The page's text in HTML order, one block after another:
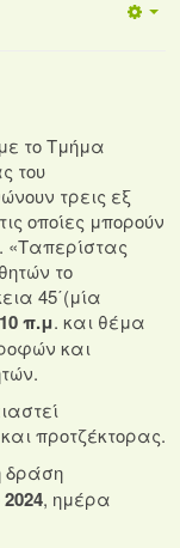
το Τμήμα
του
τρεις εξ
οποίες μπορούν
«Ταπερίστας
το
45΄(μία
π.μ. και θέμα
και
προτζέκτορας.
δράση
, ημέρα